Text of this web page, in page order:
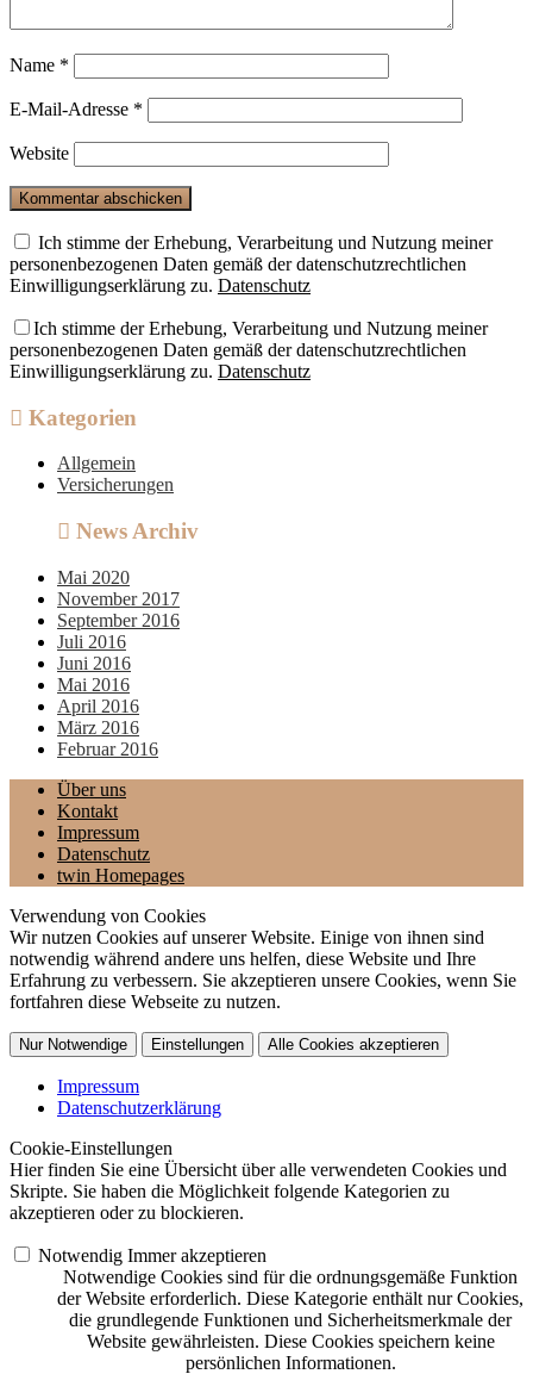
Name *
E-Mail-Adresse *
Website
Ich stimme der Erhebung, Verarbeitung und Nutzung meiner
personenbezogenen Daten gemäß der datenschutzrechtlichen
Einwilligungserklärung zu. Datenschutz
Ich stimme der Erhebung, Verarbeitung und Nutzung meiner
personenbezogenen Daten gemäß der datenschutzrechtlichen
Einwilligungserklärung zu. Datenschutz
Kategorien
Allgemein
Versicherungen
News Archiv
Mai 2020
November 2017
September 2016
Juli 2016
Juni 2016
Mai 2016
April 2016
März 2016
Februar 2016
Über uns
Kontakt
Impressum
Datenschutz
twin Homepages
Verwendung von Cookies
Wir nutzen Cookies auf unserer Website. Einige von ihnen sind
notwendig während andere uns helfen, diese Website und Ihre
Erfahrung zu verbessern. Sie akzeptieren unsere Cookies, wenn Sie
fortfahren diese Webseite zu nutzen.
Nur Notwendige Einstellungen Alle Cookies akzeptieren
Impressum
Datenschutzerklärung
Cookie-Einstellungen
Hier finden Sie eine Übersicht über alle verwendeten Cookies und
Skripte. Sie haben die Möglichkeit folgende Kategorien zu
akzeptieren oder zu blockieren.
Notwendig Immer akzeptieren
Notwendige Cookies sind für die ordnungsgemäße Funktion
der Website erforderlich. Diese Kategorie enthält nur Cookies,
die grundlegende Funktionen und Sicherheitsmerkmale der
Website gewährleisten. Diese Cookies speichern keine
persönlichen Informationen.